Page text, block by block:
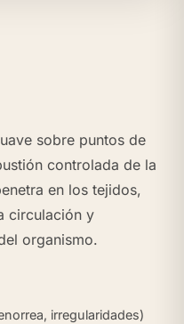
sobre puntos de
controlada de la
en los tejidos,
circulación y
organismo.
irregularidades)